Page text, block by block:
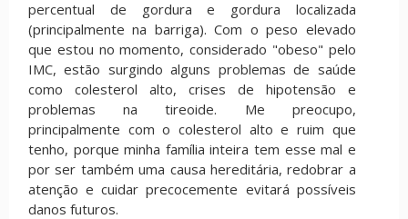
percentual de gordura e gordura localizada
(principalmente na barriga). Com o peso elevado
que estou no momento, considerado "obeso" pelo
IMC, estão surgindo alguns problemas de saúde
como colesterol alto, crises de hipotensão e
problemas na tireoide. Me preocupo,
principalmente com o colesterol alto e ruim que
tenho, porque minha família inteira tem esse mal e
por ser também uma causa hereditária, redobrar a
atenção e cuidar precocemente evitará possíveis
danos futuros.